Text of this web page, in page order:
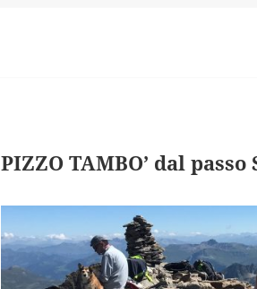
PIZZO TAMBO’ dal passo